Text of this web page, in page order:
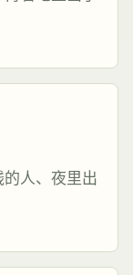
人、夜里出